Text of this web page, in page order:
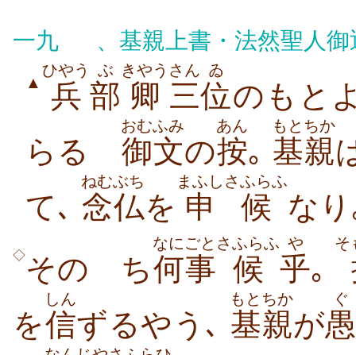
一九 、基親上書・法然聖人御
▲ 兵
ひやう
部
ぶ
卿
きやう
三
さん
位
ゐ
のもと
らるゝ 御文
おむふみ
の按
あん
｡ 基親
もとちか
て､ 念仏
ねむぶち
を 申
まふし
候
さふらふ
な
◇そのゝち何事
なにごと
候
さふらふ
乎
や
｡
そ
を信
しん
ずるやう､ 基親
もとちか
が愚
ぐ